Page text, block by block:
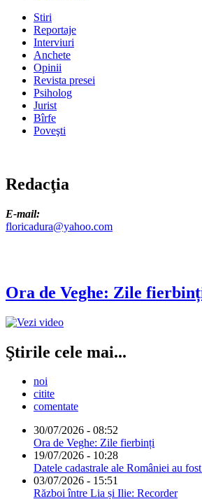
Stiri
Reportaje
Interviuri
Anchete
Opinii
Revista presei
Psiholog
Jurist
Bîrfe
Poveşti
Redacţia
E-mail:
floricadura@yahoo.com
Ora de Veghe: Zile
Ştirile cele mai...
noi
citite
comentate
30/07/2026 - 08:52
Ora de Veghe: Zile fierbinți
19/07/2026 - 10:28
Datele cadastrale ale României au
03/07/2026 - 15:51
Război între Lia și Ilie: Recorder